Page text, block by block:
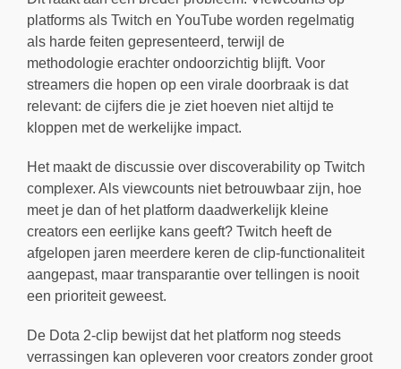
platforms als Twitch en YouTube worden regelmatig
als harde feiten gepresenteerd, terwijl de
methodologie erachter ondoorzichtig blijft. Voor
streamers die hopen op een virale doorbraak is dat
relevant: de cijfers die je ziet hoeven niet altijd te
kloppen met de werkelijke impact.
Het maakt de discussie over discoverability op Twitch
complexer. Als viewcounts niet betrouwbaar zijn, hoe
meet je dan of het platform daadwerkelijk kleine
creators een eerlijke kans geeft? Twitch heeft de
afgelopen jaren meerdere keren de clip-functionaliteit
aangepast, maar transparantie over tellingen is nooit
een prioriteit geweest.
De Dota 2-clip bewijst dat het platform nog steeds
verrassingen kan opleveren voor creators zonder groot